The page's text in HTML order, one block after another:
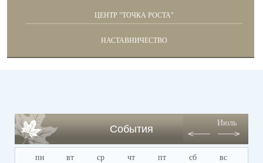
ЦЕНТР "ТОЧКА РОСТА"
НАСТАВНИЧЕСТВО
События
Июль
пн вт ср чт пт сб вс